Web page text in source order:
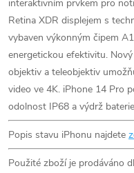
interaktivním prvkem pro
Retina XDR displejem s
vybaven výkonným čipem
energetickou efektivitu.
objektiv a teleobjektiv
video ve 4K. iPhone 14 Pro
odolnost IP68 a výdrž
Popis stavu iPhonu najdete
Použité zboží je prodáváno